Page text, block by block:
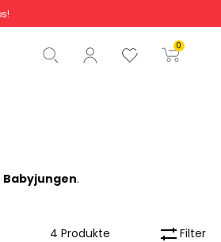
0
0,00 €
der Bestellung
.
Filter
4 Produkte